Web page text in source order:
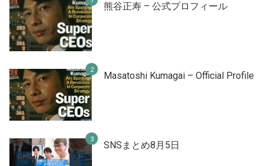
熊谷正寿 – 公式プロフィール
Masatoshi Kumagai – Official Profile
SNSまとめ8月5日